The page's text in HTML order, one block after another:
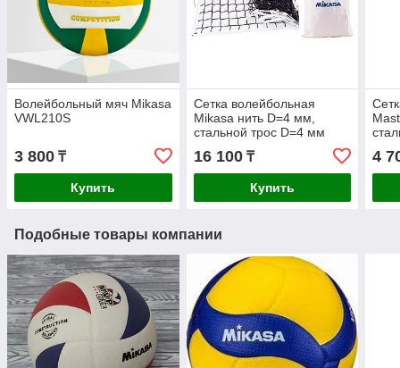
Волейбольный мяч Mikasa
VWL210S
3 800 ₸
Купить
Сетка волейбольная
Mikasa нить D=4 мм,
стальной трос D=4 мм
16 100₸
Купить
4
Подобные товары компании